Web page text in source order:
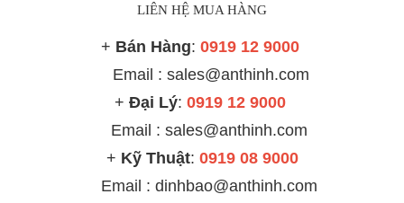
LIÊN HỆ MUA HÀNG
+ Bán Hàng: 0919 12 9000
Email : sales@anthinh.com
+ Đại Lý: 0919 12 9000
Email : sales@anthinh.com
+ Kỹ Thuật: 0919 08 9000
Email : dinhbao@anthinh.com